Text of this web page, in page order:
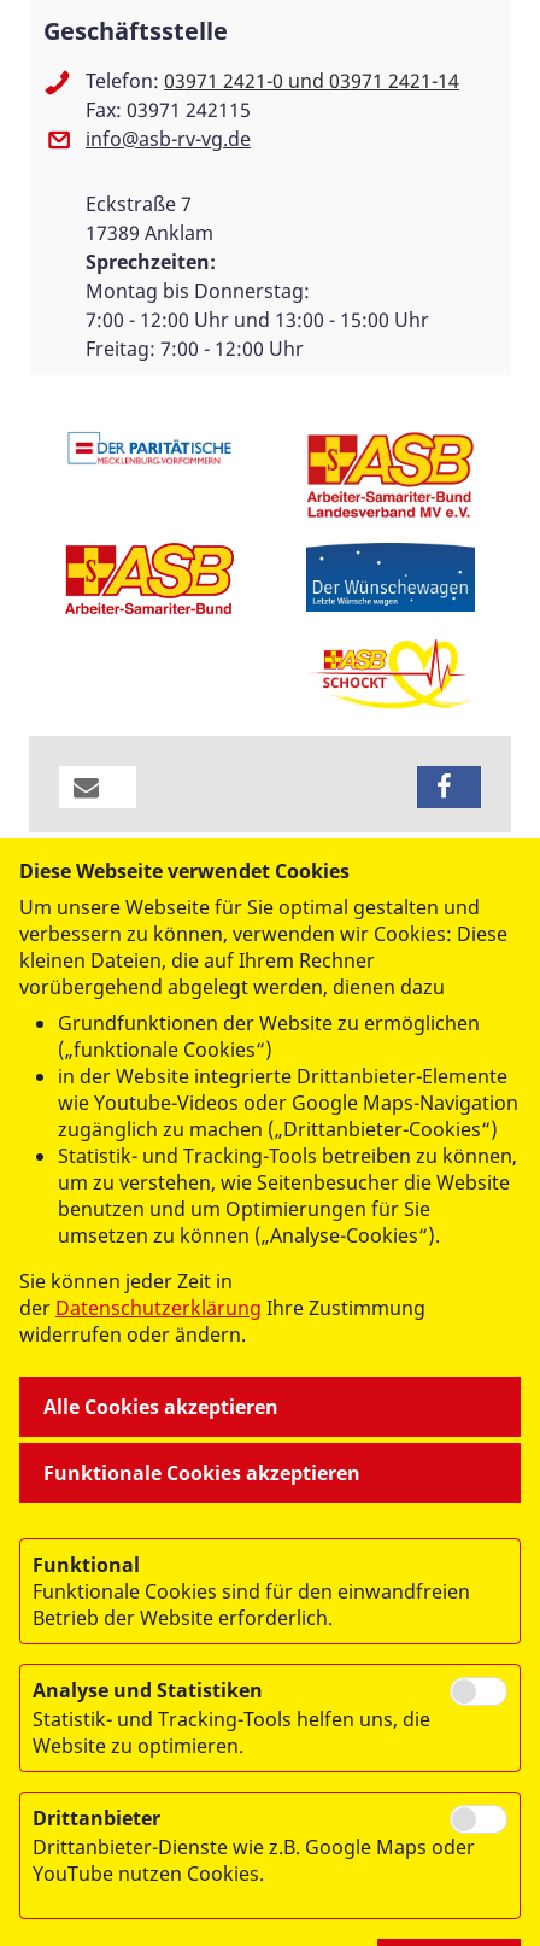
Geschäftsstelle
Telefon: 03971 2421-0 und 03971 2421-14
Fax: 03971 242115
info@asb-rv-vg.de
Eckstraße 7
17389 Anklam
Sprechzeiten:
Montag bis Donnerstag:
7:00 - 12:00 Uhr und 13:00 - 15:00 Uhr
Freitag: 7:00 - 12:00 Uhr
datenschutzkonform mit
RV VORPOMMERN-GREIFSWALD E.V.
LANDESWEITE PROJEKTE
© 2026 ASB Regionalverband Vorpommern-Greifswald e.V.
Impressum
Diese Webseite verwendet Cookies
Um unsere Webseite für Sie optimal gestalten und
verbessern zu können, verwenden wir Cookies: Diese
kleinen Dateien, die auf Ihrem Rechner
vorübergehend abgelegt werden, dienen dazu
Grundfunktionen der Website zu ermöglichen
(„funktionale Cookies“)
in der Website integrierte Drittanbieter-Elemente
wie Youtube-Videos oder Google Maps-Navigation
zugänglich zu machen („Drittanbieter-Cookies“)
Statistik- und Tracking-Tools betreiben zu können,
um zu verstehen, wie Seitenbesucher die Website
benutzen und um Optimierungen für Sie
umsetzen zu können („Analyse-Cookies“).
Sie können jeder Zeit in
der Datenschutzerklärung Ihre Zustimmung
widerrufen oder ändern.
Funktionale Cookies akzeptieren
Alle Cookies akzeptieren
Funktional
Funktionale Cookies sind für den einwandfreien
Betrieb der Website erforderlich.
Analyse und Statistiken
Statistik- und Tracking-Tools helfen uns, die
Website zu optimieren.
Drittanbieter
Drittanbieter-Dienste wie z.B. Google Maps oder
YouTube nutzen Cookies.